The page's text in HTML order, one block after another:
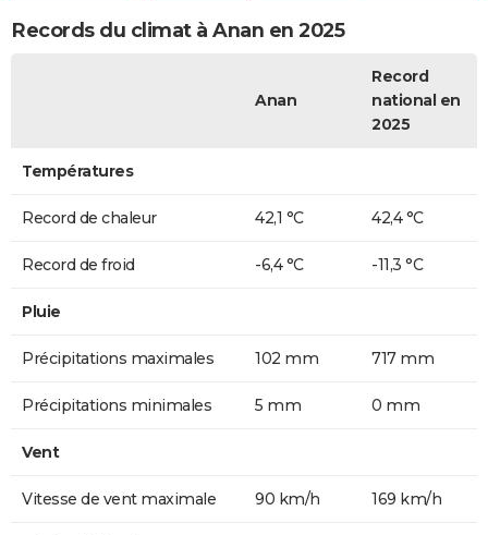
Records du climat à Anan en 2025
Anan
Record
national en
2025
Températures
Record de chaleur 42,1 °C 42,4 °C
Record de froid -6,4 °C -11,3 °C
Pluie
Précipitations maximales 102 mm 717 mm
Précipitations minimales 5 mm 0 mm
Vent
Vitesse de vent maximale 90 km/h 169 km/h